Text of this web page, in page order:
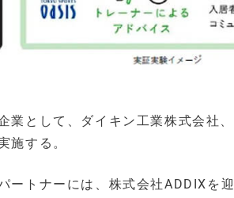
業として、ダイキン工業株式会社
施する。
ートナーには、株式会社ADDIXを